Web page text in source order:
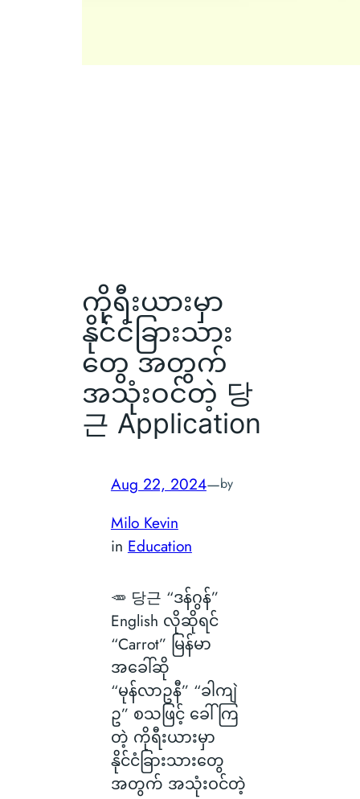
ကိုရီးယားမှာ
နိုင်ငံခြားသား
တွေ အတွက်
အသုံးဝင်တဲ့ 당
근 Application
Aug 22, 2024—by
Milo Kevin
in Education
🥕 당근 “ဒန်ဂွန်”
English လိုဆိုရင်
“Carrot” မြန်မာ
အခေါ်ဆို
“မုန်လာဥနီ” “ခါကျဲ
ဥ” စသဖြင့် ခေါ်ကြ
တဲ့ ကိုရီးယားမှာ
နိုင်ငံခြားသားတွေ
အတွက် အသုံးဝင်တဲ့